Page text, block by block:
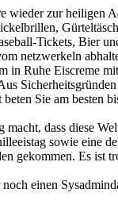
wieder zur heiligen
Tickets, Bier
netzwerkeln
in Ruhe Eiscreme
Sie am besten
macht, dass diese
sowie eine
gekommen. Es ist
einen